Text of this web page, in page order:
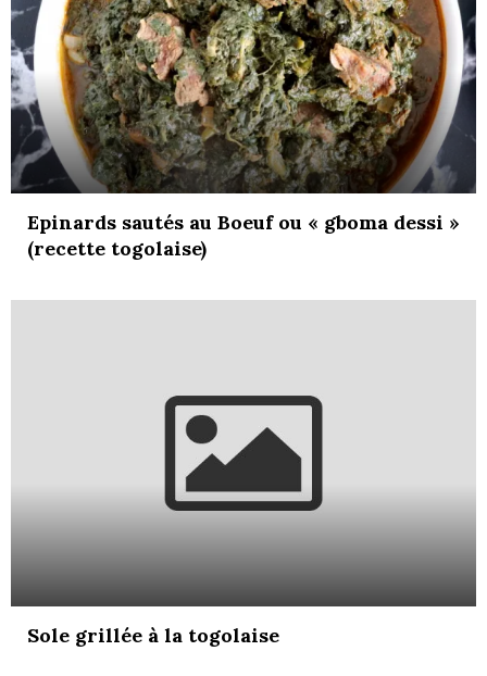
Epinards sautés au Boeuf ou « gboma dessi »
(recette togolaise)
Sole grillée à la togolaise